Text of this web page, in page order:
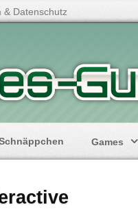
& Datenschutz
Games